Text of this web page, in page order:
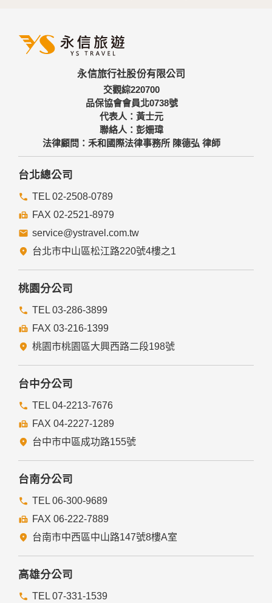
分析，分析結果之統計數據或說明文字呈現，除供內部研究
三、資料之保護
備及必要的安全防護措施，加以保護網站及您的個人資料採用
嚴格的保護措施，只由經過授權的人員才能接觸您的個人資
料，相關處理人員皆簽有保密合約，如有違反保密義務者，將
會受到相關的法律處分。
如因業務需要有必要委託其他單位提供服務時，本網站亦會嚴
格要求其遵守保密義務，並且採取必要檢查程序以確定其將確
實遵守。
四、網站對外的相關連結
提供的連結，點選進入其他網站。但該連結網站不適用本網站
的隱私權保護政策，您必須參考該連結網站中的隱私權保護政
策。
五、與第三人共用個人資料之政策
本網站絕不會提供、交換、出租或出售任何您的個人資料給其
他個人、團體、私人企業或公務機關，但有法律依據或合約義
務者，不在此限。
前項但書之情形包括不限於：
經由您書面同意。
法律明文規定。
與公務機關或學術研究機構合作，基於公共利益為統計或學術
研究而有必要，且資料經過提供者處理或蒐集者依其揭露方式
無從識別特定之當事人。
當您在網站的行為，違反服務條款或可能損害或妨礙網站與其
揭露您的個人資料是為了辨識、聯絡或採取法律行動所必要
者。
本網站委託廠商協助蒐集、處理或利用您的個人資料時，將對
委外廠商或個人善盡監督管理之責。
六、Cookie之使用
為了提供您最佳的服務，本網站會在您的電腦中放置並取用我
們的Cookie，若您不願接受Cookie的寫入，您可在您使用的
瀏覽器功能項中設定隱私權等級為高，即可拒絕Cookie的寫
七、隱私權保護政策之修正
款將刊登於網站上。
永信旅行社股份有限公司
交觀綜220700
品保協會會員北0738號
代表人：黃士元
聯絡人：彭姍瑋
法律顧問：禾和國際法律事務所 陳德弘 律師
台北總公司
TEL 02-2508-0789
FAX 02-2521-8979
service@ystravel.com.tw
台北市中山區松江路220號4樓之1
桃園分公司
TEL 03-286-3899
FAX 03-216-1399
桃園市桃園區大興西路二段198號
台中分公司
TEL 04-2213-7676
FAX 04-2227-1289
台中市中區成功路155號
台南分公司
TEL 06-300-9689
FAX 06-222-7889
台南市中西區中山路147號8樓A室
高雄分公司
TEL 07-331-1539